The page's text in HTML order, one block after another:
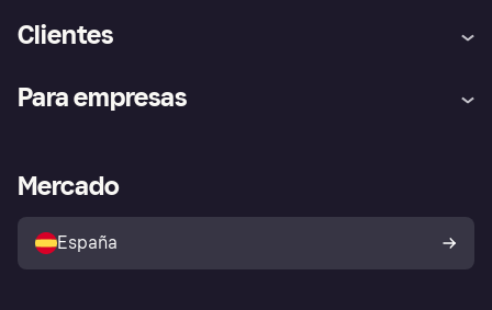
Clientes
Inicio de sesión
Directorio de tiendas
Política de protección al
comprador de Klarna
Reclamaciones
Para empresas
Acceso empresas
Mercado
España